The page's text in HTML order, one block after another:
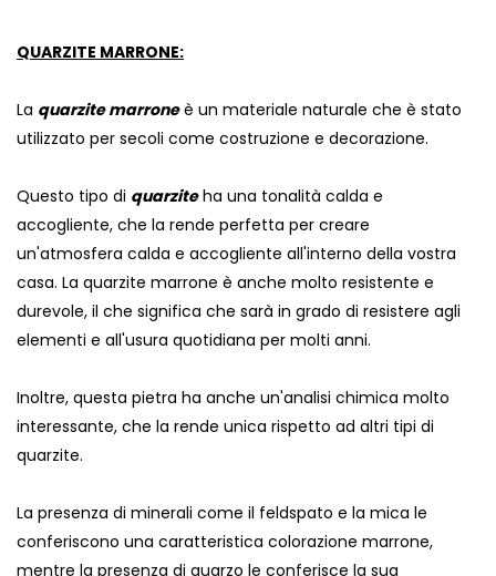
QUARZITE MARRONE:
La quarzite marroneè un materiale naturale che è stato
utilizzato per secoli come costruzione e decorazione.
Questo tipo di quarziteha una tonalità calda e
accogliente, che la rende perfetta per creare
un'atmosfera calda e accogliente all'interno della vostra
casa. La quarzite marrone è anche molto resistente e
durevole, il che significa che sarà in grado di resistere agli
elementi e all'usura quotidiana per molti anni.
Inoltre, questa pietra ha anche un'analisi chimica molto
interessante, che la rende unica rispetto ad altri tipi di
quarzite.
La presenza di minerali come il feldspato e la mica le
conferiscono una caratteristica colorazione marrone,
mentre la presenza di quarzo le conferisce la sua